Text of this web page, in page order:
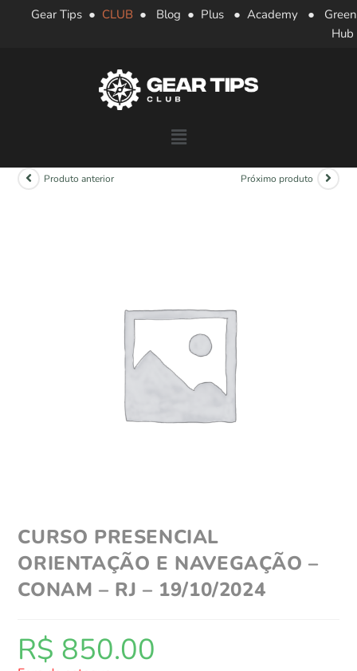
Gear Tips ● CLUB ● Blog ● Plus ● Academy ●
Green
Hub
Produto anterior Próximo produto
CURSO PRESENCIAL
ORIENTAÇÃO E NAVEGAÇÃO –
CONAM – RJ – 19/10/2024
R$ 850.00